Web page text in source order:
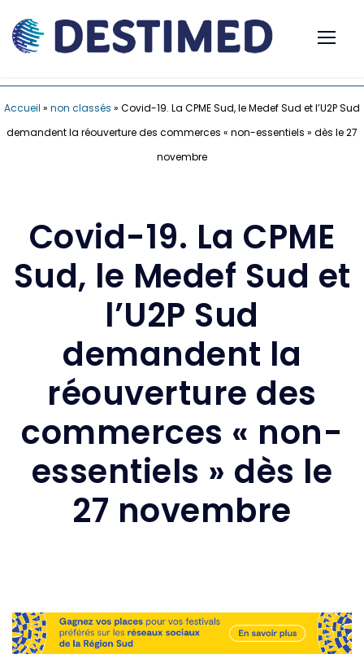
Accueil » non classés » Covid-19. La CPME Sud, le Medef Sud et l’U2P Sud
demandent la réouverture des commerces « non-essentiels » dès le 27
novembre
Covid-19. La CPME
Sud, le Medef Sud et
l’U2P Sud
demandent la
réouverture des
commerces « non-
essentiels » dès le
27 novembre